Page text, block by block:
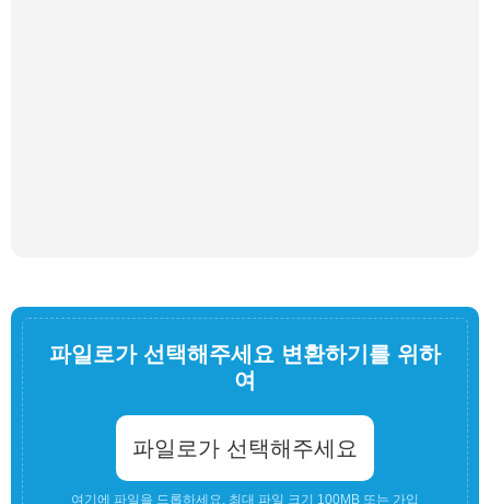
파일로가 선택해주세요 변환하기를 위하
여
파일로가 선택해주세요
여기에 파일을 드롭하세요. 최대 파일 크기 100MB 또는 가입